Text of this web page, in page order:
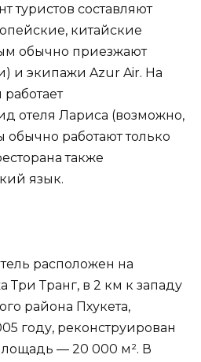
туристов составляют
китайские
обычно приезжают
и экипажи Azur Air. На
отеля Лариса (возможно,
обычно работают только
также
язык.
расположен на
Транг, в 2 км к западу
района Пхукета,
году, реконструирован
— 20 000 м². В